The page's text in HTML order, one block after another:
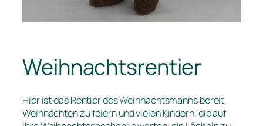
Weihnachtsrentier
Hier ist das Rentier des Weihnachtsmanns bereit,
Weihnachten zu feiern und vielen Kindern, die auf